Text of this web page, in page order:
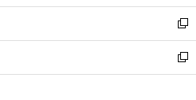
開
く
ウ
で
開
く
ン
ド
ウ
で
開
ウ
ィ
ン
ド
ウ
し
い
ウ
ィ
ン
新
し
い
ウ
新
し